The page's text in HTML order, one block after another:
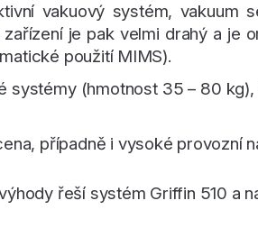
vakuový systém,
je pak velmi drahý a je
použití MIMS).
systémy (hmotnost 35 – 80
případně i vysoké provozní
řeší systém Griffin 510 a